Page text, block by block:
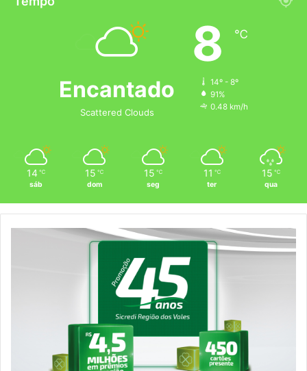
Encantado
Scattered Clouds
8 ℃
14º - 8º
91%
0.48 km/h
14 ℃
sáb
15 ℃
dom
15 ℃
seg
11 ℃
ter
15 ℃
qua